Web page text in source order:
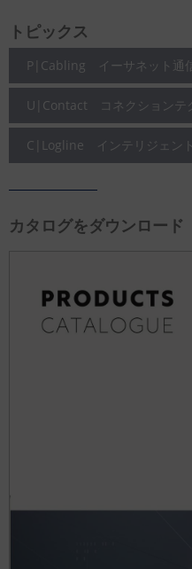
トピックス
P|Cabling イーサネット通
U|Contact コネクションテ
C|Logline インテリジェン
カタログをダウンロード